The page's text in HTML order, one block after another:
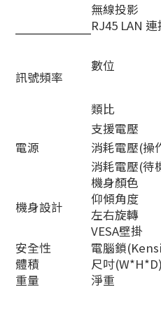
無線投影
RJ45 LAN
訊號頻率
數位
類比
電源
支援電壓
消耗電壓(操
消耗電壓(待
機身設計
機身顏色
仰傾角度
左右旋轉
VESA壁掛
安全性
電腦鎖
體積
尺吋(W*H*D)
重量
淨重